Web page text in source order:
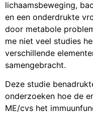
lichaamsbeweging,
en een onderdrukte
door metabole
me niet veel studies
verschillende
samengebracht.
Deze studie
onderzoeken hoe de
ME/cvs het